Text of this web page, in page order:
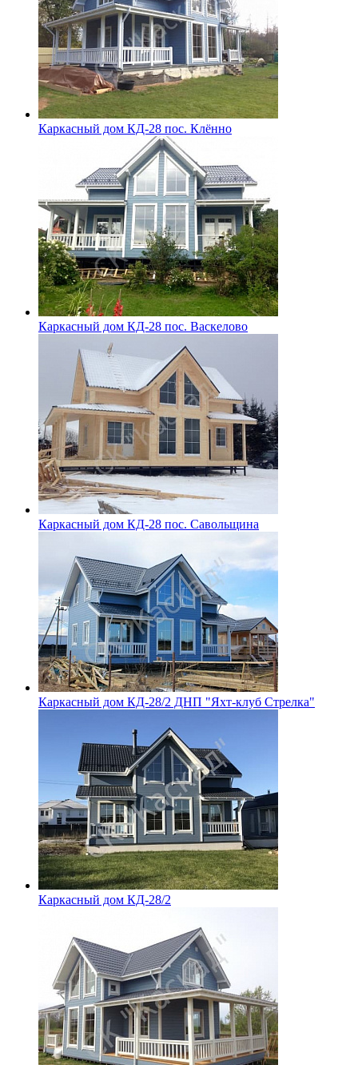
Каркасный дом КД-28 пос. Клённо
Каркасный дом КД-28 пос. Васкелово
Каркасный дом КД-28 пос. Савольщина
Каркасный дом КД-28/2 ДНП "Яхт-клуб Стрелка"
Каркасный дом КД-28/2